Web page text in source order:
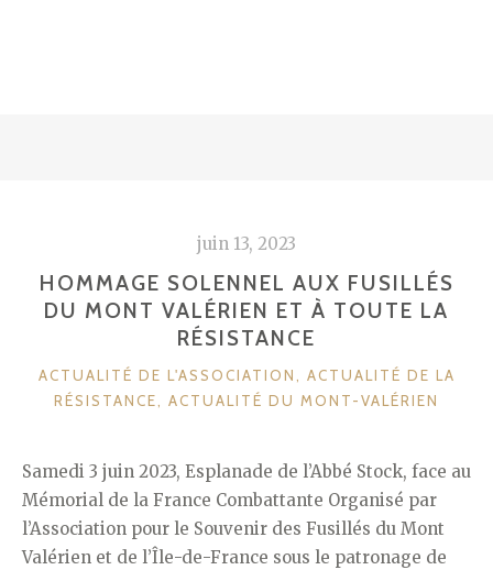
juin 13, 2023
HOMMAGE SOLENNEL AUX FUSILLÉS
DU MONT VALÉRIEN ET À TOUTE LA
RÉSISTANCE
CATÉGORIES
ACTUALITÉ DE L'ASSOCIATION, ACTUALITÉ DE LA
RÉSISTANCE, ACTUALITÉ DU MONT-VALÉRIEN
Samedi 3 juin 2023, Esplanade de l’Abbé Stock, face au
Mémorial de la France Combattante Organisé par
l’Association pour le Souvenir des Fusillés du Mont
Valérien et de l’Île-de-France sous le patronage de